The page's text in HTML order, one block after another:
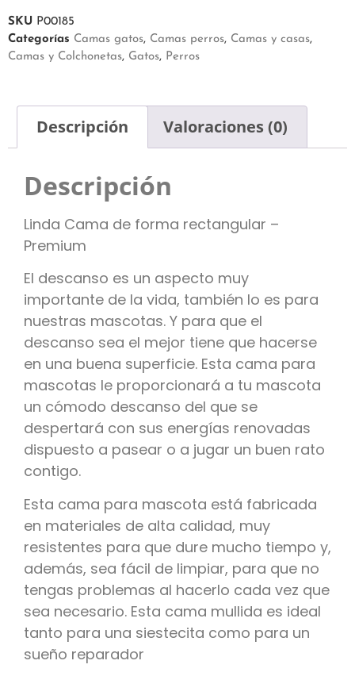
SKU P00185
Categorías Camas gatos, Camas perros, Camas y casas,
Camas y Colchonetas, Gatos, Perros
Descripción Valoraciones (0)
Descripción
Linda Cama de forma rectangular –
Premium
El descanso es un aspecto muy
importante de la vida, también lo es para
nuestras mascotas. Y para que el
descanso sea el mejor tiene que hacerse
en una buena superficie. Esta cama para
mascotas le proporcionará a tu mascota
un cómodo descanso del que se
despertará con sus energías renovadas
dispuesto a pasear o a jugar un buen rato
contigo.
Esta cama para mascota está fabricada
en materiales de alta calidad, muy
resistentes para que dure mucho tiempo y,
además, sea fácil de limpiar, para que no
tengas problemas al hacerlo cada vez que
sea necesario. Esta cama mullida es ideal
tanto para una siestecita como para un
sueño reparador